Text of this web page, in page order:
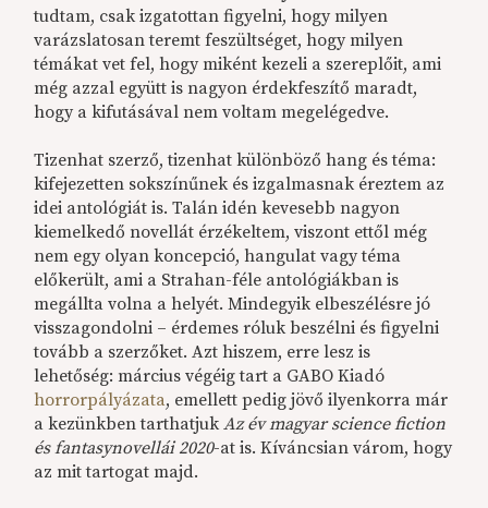
tudtam, csak izgatottan figyelni, hogy milyen
varázslatosan teremt feszültséget, hogy milyen
témákat vet fel, hogy miként kezeli a szereplőit, ami
még azzal együtt is nagyon érdekfeszítő maradt,
hogy a kifutásával nem voltam megelégedve.
Tizenhat szerző, tizenhat különböző hang és téma:
kifejezetten sokszínűnek és izgalmasnak éreztem az
idei antológiát is. Talán idén kevesebb nagyon
kiemelkedő novellát érzékeltem, viszont ettől még
nem egy olyan koncepció, hangulat vagy téma
előkerült, ami a Strahan-féle antológiákban is
megállta volna a helyét. Mindegyik elbeszélésre jó
visszagondolni – érdemes róluk beszélni és figyelni
tovább a szerzőket. Azt hiszem, erre lesz is
lehetőség: március végéig tart a GABO Kiadó
horrorpályázata, emellett pedig jövő ilyenkorra már
a kezünkben tarthatjukAz év magyar science fiction
és fantasynovellái 2020-at is. Kíváncsian várom, hogy
az mit tartogat majd.